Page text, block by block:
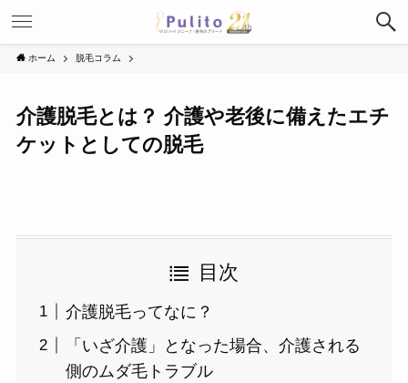
ホーム 脱毛コラム
介護脱毛とは？ 介護や老後に備えたエチ
ケットとしての脱毛
目次
介護脱毛ってなに？
「いざ介護」となった場合、介護される
側のムダ毛トラブル